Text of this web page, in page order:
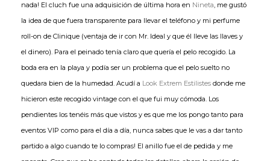
nada! El cluch fue una adquisición de última hora en Nineta, me gustó
la idea de que fuera transparente para llevar el teléfono y mi perfume
roll-on de Clinique (ventaja de ir con Mr. Ideal y que él lleve las llaves y
el dinero). Para el peinado tenía claro que quería el pelo recogido. La
boda era en la playa y podía ser un problema que el pelo suelto no
quedara bien de la humedad. Acudí a Look Extrem Estilistes donde me
hicieron este recogido vintage con el que fui muy cómoda. Los
pendientes los tenéis más que vistos y es que me los pongo tanto para
eventos VIP como para el día a día, nunca sabes que le vas a dar tanto
partido a algo cuando te lo compras! El anillo fue el de pedida y me